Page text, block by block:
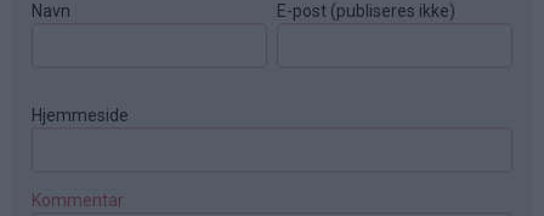
Navn E-post (publiseres ikke)
Hjemmeside
Kommentar